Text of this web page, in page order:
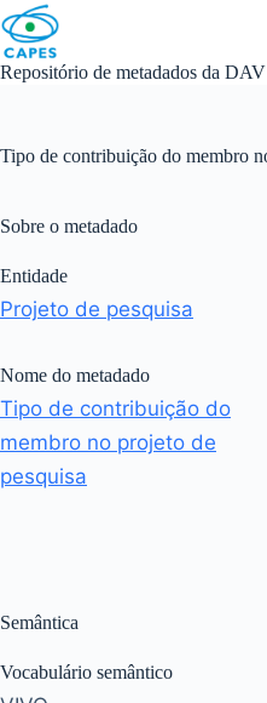
Skip
to
content
Repositório de metadados da DAV
Tipo de contribuição do membro
Sobre o metadado
Entidade
Projeto de pesquisa
Nome do metadado
Tipo de contribuição do
membro no projeto de
pesquisa
Semântica
Vocabulário semântico